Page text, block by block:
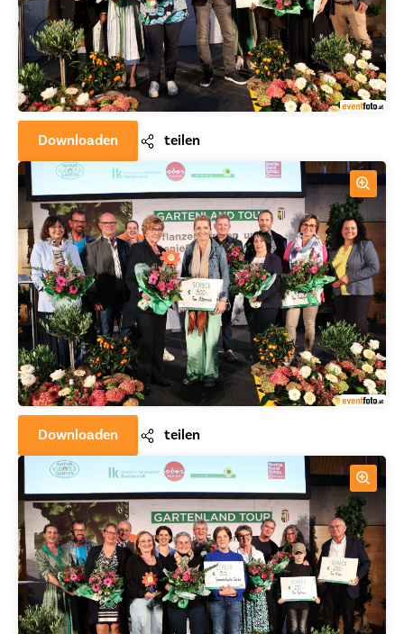
Downloaden teilen
Downloaden teilen